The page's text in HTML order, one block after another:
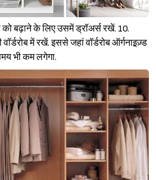
बढ़ाने के लिए उसमें ड्रॉअर्स रखें. 10.
में रखें. इससे जहां वॉर्डरोब ऑर्गनाइ़ज़्ड
भी कम लगेगा.